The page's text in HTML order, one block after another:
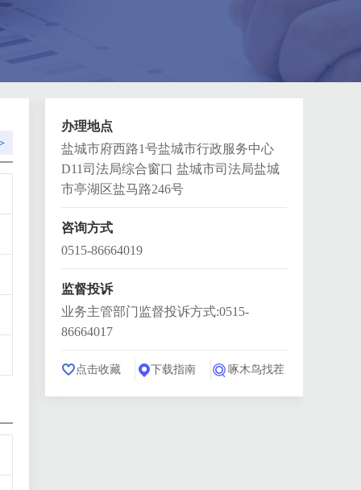
办理地点
盐城市府西路1号盐城市行政服务中心
D11司法局综合窗口 盐城市司法局盐城
市亭湖区盐马路246号
咨询方式
0515-86664019
监督投诉
业务主管部门监督投诉方式:0515-
86664017
点击收藏 下载指南 啄木鸟找茬